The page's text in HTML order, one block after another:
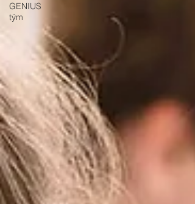
GENIUS
tým